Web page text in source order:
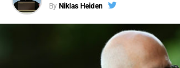
By Niklas Heiden